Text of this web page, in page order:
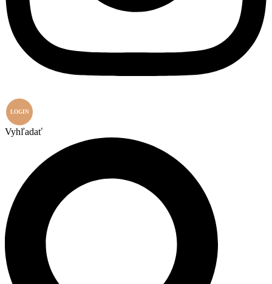
LOGIN
Vyhľadať